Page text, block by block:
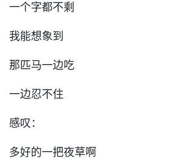
一个字都不剩
我能想象到
那匹马一边吃
一边忍不住
感叹：
多好的一把夜草啊